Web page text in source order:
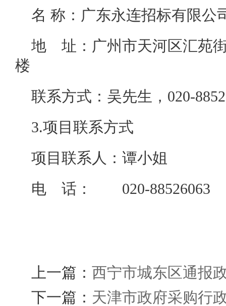
名 称：广东永
地 址：广州市天河区汇苑
楼
联系方式：吴先
3.项目联系方式
项目联系人：谭小姐
电 话： 020-88526063
上一篇： 西宁市城东区通报
下一篇： 天津市政府采购行